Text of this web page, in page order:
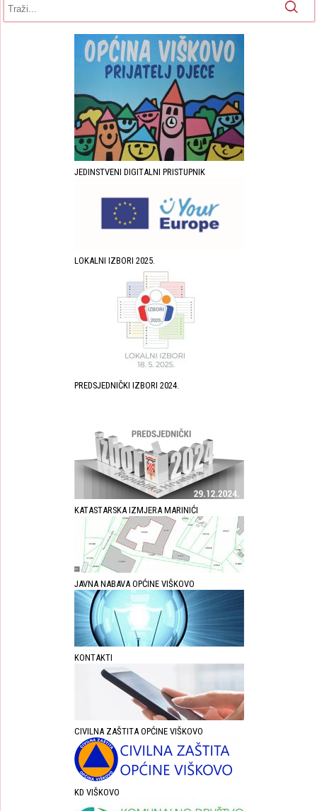
JEDINSTVENI DIGITALNI PRISTUPNIK
LOKALNI IZBORI 2025.
PREDSJEDNIČKI IZBORI 2024.
KATASTARSKA IZMJERA MARINIĆI
JAVNA NABAVA OPĆINE VIŠKOVO
KONTAKTI
CIVILNA ZAŠTITA OPĆINE VIŠKOVO
KD VIŠKOVO